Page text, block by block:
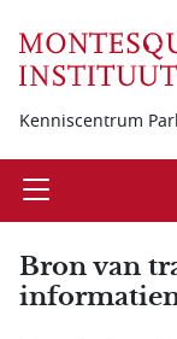
Kenniscentrum
Open
Bron van